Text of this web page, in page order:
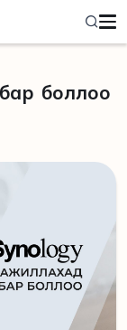
боллоо